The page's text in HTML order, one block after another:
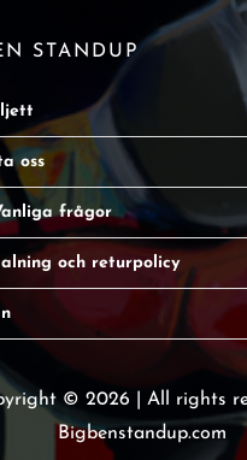
STANDUP
oss
frågor
och returpolicy
© 2026 | All rights
Bigbenstandup.com